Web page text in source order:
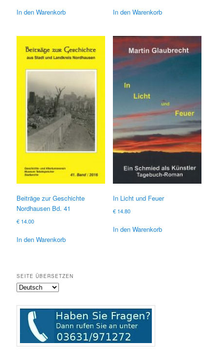
In den Warenkorb
war:
ist:
In den Warenkorb
Beiträge zur Geschichte
Nordhausen Bd. 41
€ 14.00
In den Warenkorb
In Licht und Feuer
€14.80
In den Warenkorb
SEITE ÜBERSETZEN